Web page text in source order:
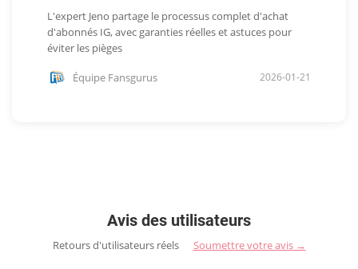
L'expert Jeno partage le processus complet d'achat
d'abonnés IG, avec garanties réelles et astuces pour
éviter les pièges
Équipe Fansgurus 2026-01-21
Avis des utilisateurs
Retours d'utilisateurs réels Soumettre votre avis →